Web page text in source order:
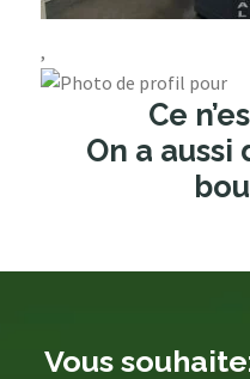
,
Ce
On a aussi
Vous